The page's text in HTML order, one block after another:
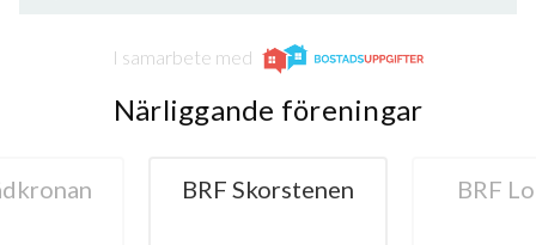
I samarbete med
Närliggande föreningar
BRF Skorstenen BRF